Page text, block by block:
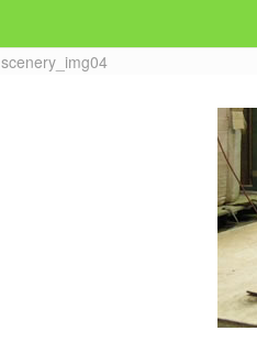
scenery_img04